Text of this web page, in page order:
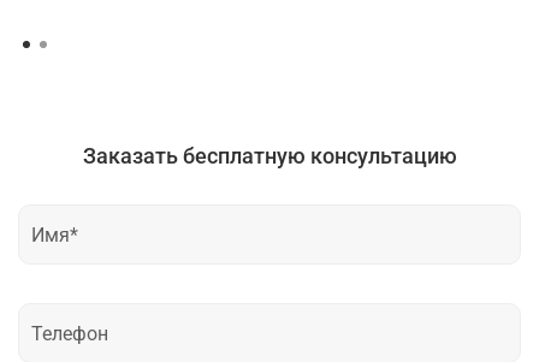
Заказать бесплатную консультацию